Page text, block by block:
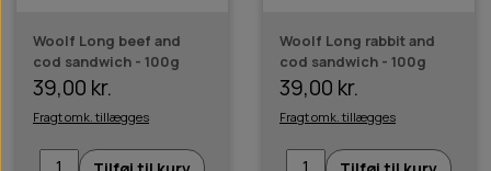
Woolf Long beef and
cod sandwich - 100g
39,00 kr.
Fragt omk. tillægges
Woolf Long rabbit and
cod sandwich - 100g
39,00 kr.
Fragt omk. tillægges